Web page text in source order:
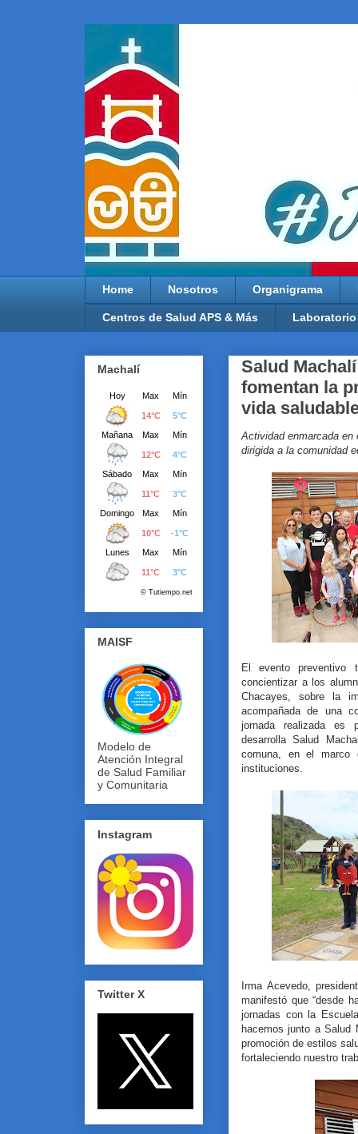
Home Nosotros Organigrama
Centros de Salud APS & Más Laboratorio
Salud
fomentan la
vida
Actividad enmarcada en
dirigida a la comunidad
El evento preventivo
concientizar a los
Chacayes, sobre la
acompañada de una
jornada realizada es
desarrolla Salud
comuna, en el marco
instituciones.
Irma Acevedo,
manifestó que “desde
jornadas con la
hacemos junto a Salud
promoción de estilos
fortaleciendo nuestro
Machalí
MAISF
Modelo de
Atención Integral
de Salud Familiar
y Comunitaria
Instagram
Twitter X